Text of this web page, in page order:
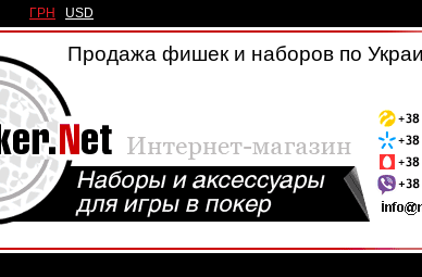
ГРН USD
Продажа фишек и наборов по